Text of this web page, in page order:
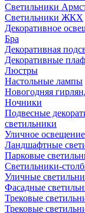
Светильники
Светильники ЖКХ
Декоративное
Бра
Декоративная
Декоративные
Люстры
Настольные лампы
Новогодняя
Ночники
Подвесные
светильники
Уличное освещение
Ландшафтные
Парковые
Светильники-
Уличные
Фасадные
Трековые
Трековые